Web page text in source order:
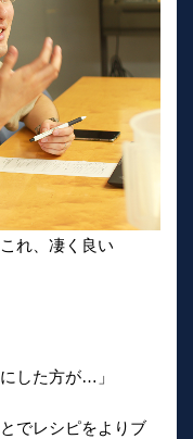
れ、凄く良い
した方が…」
でレシピをよりブ